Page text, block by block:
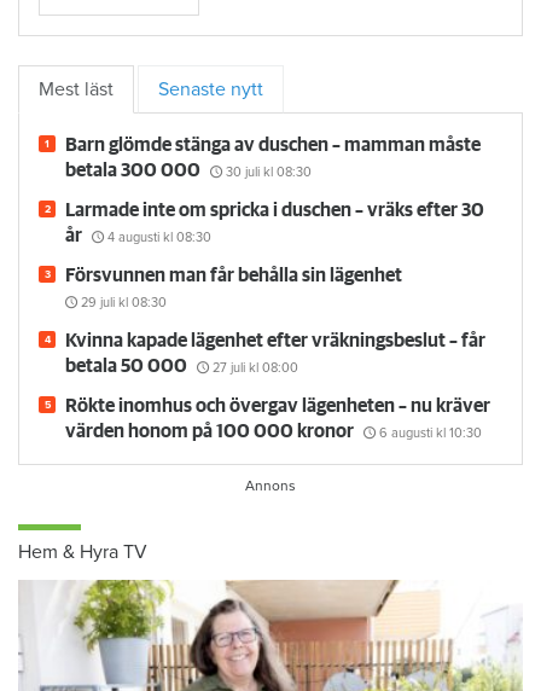
Mest läst Senaste nytt
Barn glömde stänga av duschen – mamman måste
betala 300 000
30 juli kl 08:30
Larmade inte om spricka i duschen – vräks efter 30
år
4 augusti kl 08:30
Försvunnen man får behålla sin lägenhet
29 juli kl 08:30
Kvinna kapade lägenhet efter vräkningsbeslut – får
betala 50 000
27 juli kl 08:00
Rökte inomhus och övergav lägenheten – nu kräver
värden honom på 100 000 kronor
6 augusti kl 10:30
Hem & Hyra TV